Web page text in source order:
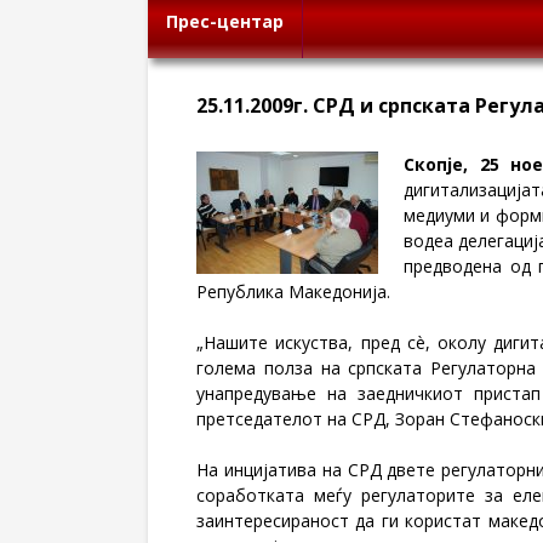
Прес-центар
25.11.2009г. СРД и српската
Скопје, 25
медиуми и
водеа
предводена од
Република Македонија.
„Нашите искуства, пред сè, околу
голема полза на српската
унапредување на заедничкиот
претседателот на СРД, Зоран
На инцијатива на СРД двете
соработката меѓу регулаторите за
заинтересираност да ги користат